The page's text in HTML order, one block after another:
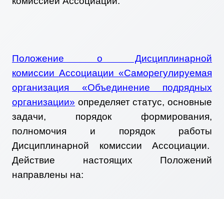
Положение о Дисциплинарной
комиссии Ассоциации «Саморегулируемая
организация «Объединение подрядных
организации» определяет статус, основные
задачи, порядок формирования,
полномочия и порядок работы
Дисциплинарной комиссии Ассоциации.
Действие настоящих Положений
направлены на: